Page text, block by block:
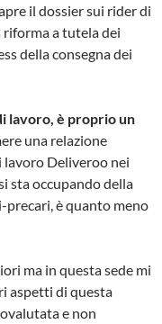
il dossier sui rider di
a tutela dei
della consegna dei
lavoro, è proprio un
una relazione
Deliveroo nei
sta occupando della
è quanto meno
ma in questa sede mi
aspetti di questa
e non